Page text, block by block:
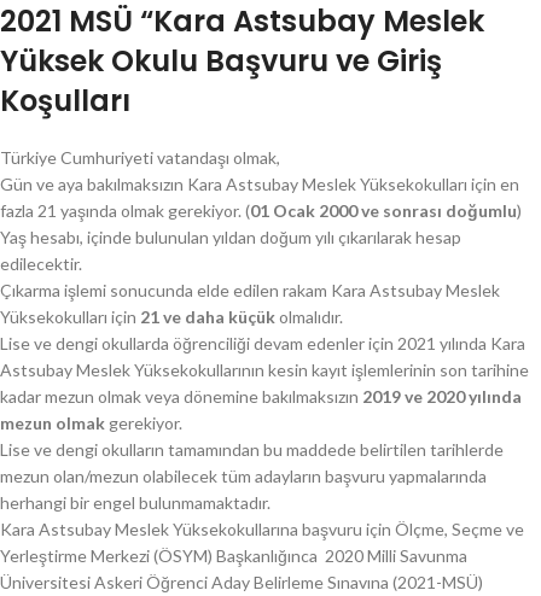
2021 MSÜ “Kara Astsubay Meslek
Yüksek Okulu Başvuru ve Giriş
Koşulları
Türkiye Cumhuriyeti vatandaşı olmak,
Gün ve aya bakılmaksızın Kara Astsubay Meslek Yüksekokulları için en
fazla 21 yaşında olmak gerekiyor. (01 Ocak 2000 ve sonrası doğumlu)
Yaş hesabı, içinde bulunulan yıldan doğum yılı çıkarılarak hesap
edilecektir.
Çıkarma işlemi sonucunda elde edilen rakam Kara Astsubay Meslek
Yüksekokulları için 21 ve daha küçükolmalıdır.
Lise ve dengi okullarda öğrenciliği devam edenler için 2021 yılında Kara
Astsubay Meslek Yüksekokullarının kesin kayıt işlemlerinin son tarihine
kadar mezun olmak veya dönemine bakılmaksızın 2019 ve 2020 yılında
mezun olmak gerekiyor.
Lise ve dengi okulların tamamından bu maddede belirtilen tarihlerde
mezun olan/mezun olabilecek tüm adayların başvuru yapmalarında
herhangi bir engel bulunmamaktadır.
Kara Astsubay Meslek Yüksekokullarına başvuru için Ölçme, Seçme ve
Yerleştirme Merkezi (ÖSYM) Başkanlığınca 2020 Milli Savunma
Üniversitesi Askeri Öğrenci Aday Belirleme Sınavına (2021-MSÜ)